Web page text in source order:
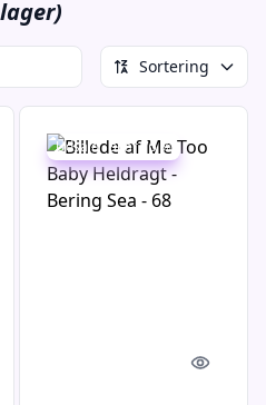
Sortering
look
Udsalg - spar 75 %
Quick